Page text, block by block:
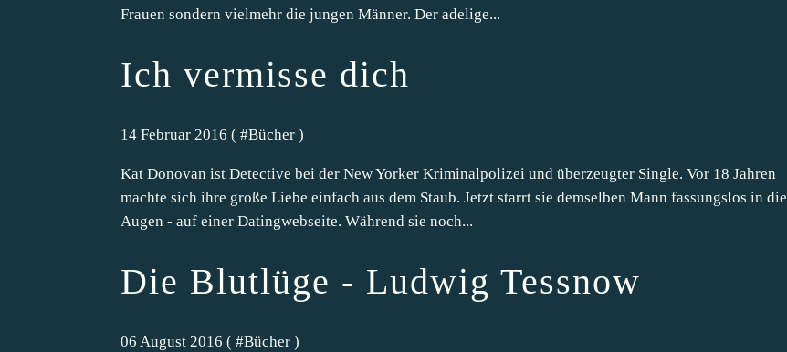
Frauen sondern vielmehr die jungen Männer. Der adelige...
Ich vermisse dich
14 Februar 2016 ( #Bücher )
Kat Donovan ist Detective bei der New Yorker Kriminalpolizei und überzeugter Single. Vor 18 Jahren
machte sich ihre große Liebe einfach aus dem Staub. Jetzt starrt sie demselben Mann fassungslos in die
Augen - auf einer Datingwebseite. Während sie noch...
Die Blutlüge - Ludwig Tessnow
06 August 2016 ( #Bücher )